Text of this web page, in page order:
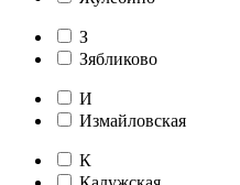
З
Зябликово
И
Измайловская
К